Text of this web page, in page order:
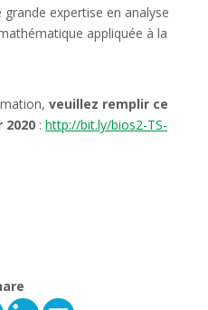
expertise en analyse
appliquée à la
veuillez remplir ce
2020 : http://bit.ly/bios2-TS-